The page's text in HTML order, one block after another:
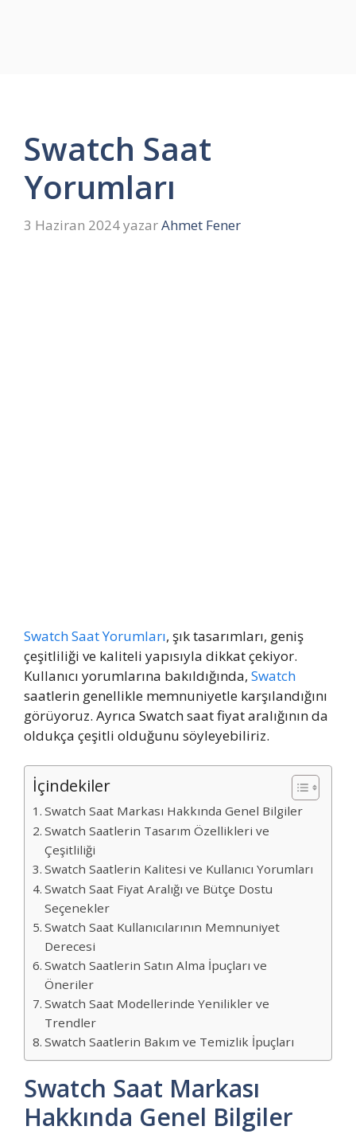
Swatch Saat
Yorumları
3 Haziran 2024yazarAhmet Fener
Swatch Saat Yorumları, şık tasarımları, geniş
çeşitliliği ve kaliteli yapısıyla dikkat çekiyor.
Kullanıcı yorumlarına bakıldığında, Swatch
saatlerin genellikle memnuniyetle karşılandığını
görüyoruz. Ayrıca Swatch saat fiyat aralığının da
oldukça çeşitli olduğunu söyleyebiliriz.
İçindekiler
Swatch Saat Markası Hakkında Genel Bilgiler
Swatch Saatlerin Tasarım Özellikleri ve
Çeşitliliği
Swatch Saatlerin Kalitesi ve Kullanıcı Yorumları
Swatch Saat Fiyat Aralığı ve Bütçe Dostu
Seçenekler
Swatch Saat Kullanıcılarının Memnuniyet
Derecesi
Swatch Saatlerin Satın Alma İpuçları ve
Öneriler
Swatch Saat Modellerinde Yenilikler ve
Trendler
Swatch Saatlerin Bakım ve Temizlik İpuçları
Swatch Saat Markası
Hakkında Genel Bilgiler